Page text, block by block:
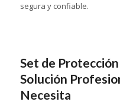
segura y confiable.
Set de
Solución
Necesita